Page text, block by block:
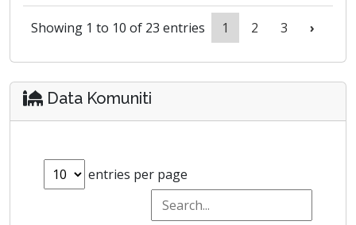
Showing 1 to 10 of 23 entries 1 2 3 ›
Data Komuniti
entries per page